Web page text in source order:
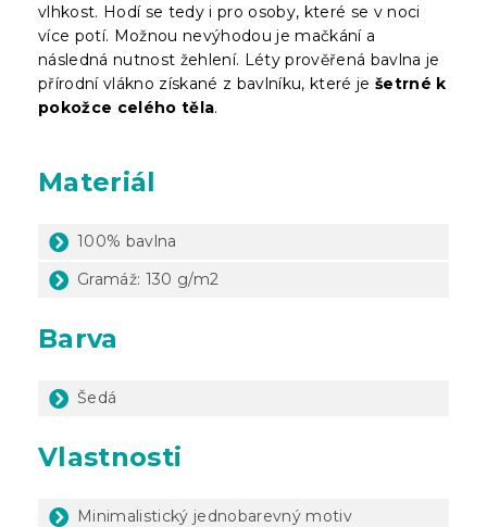
vlhkost. Hodí se tedy i pro osoby, které se v noci
více potí. Možnou nevýhodou je mačkání a
následná nutnost žehlení. Léty prověřená bavlna je
přírodní vlákno získané z bavlníku, které je šetrné k
pokožce celého těla.
Materiál
100% bavlna
Gramáž: 130 g/m2
Barva
Šedá
Vlastnosti
Minimalistický jednobarevný motiv